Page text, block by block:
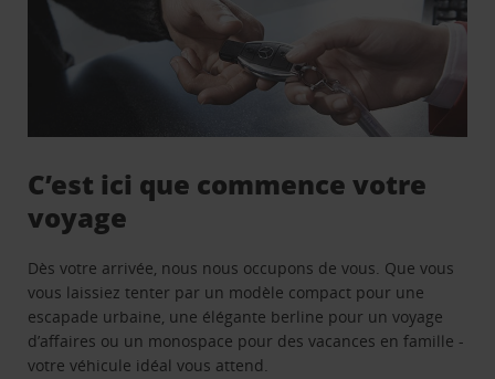
C’est ici que commence votre
voyage
Dès votre arrivée, nous nous occupons de vous. Que vous
vous laissiez tenter par un modèle compact pour une
escapade urbaine, une élégante berline pour un voyage
d’affaires ou un monospace pour des vacances en famille -
votre véhicule idéal vous attend.